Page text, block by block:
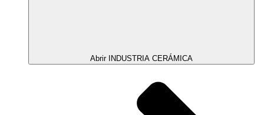
Abrir INDUSTRIA CERÁMICA